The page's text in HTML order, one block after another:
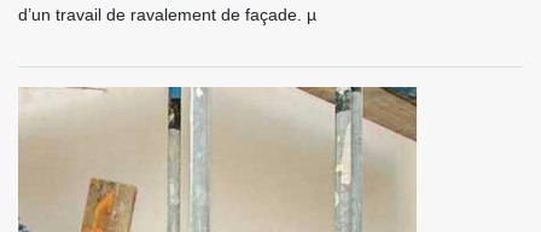
d’un travail de ravalement de façade. µ